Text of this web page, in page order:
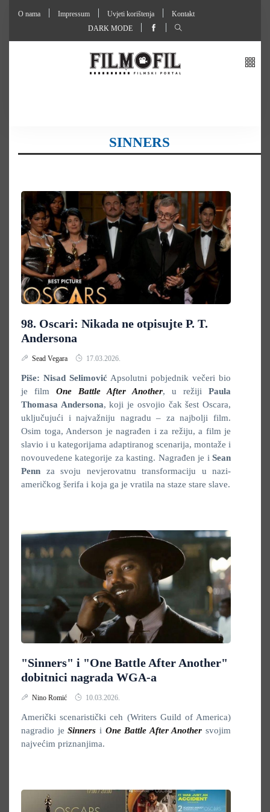
O nama Impressum Uvjeti korištenja
Kontakt
DARK MODE
SINNERS
98. Oscari: Nikada ne otpisujte P. T.
Andersona
Sead Vegara 17.03.2026.
Piše: Nisad Selimović Apsolutni pobjednik večeri bio
je film One Battle After Another, u režiji Paula
Thomasa Andersona, koji je osvojio čak šest Oscara,
uključujući i najvažniju nagradu – za najbolji film.
Osim toga, Anderson je nagrađen i za režiju, a film je
slavio i u kategorijama adaptiranog scenarija, montaže i
novouvedene kategorije za kasting. Nagrađen je i Sean
Penn za svoju nevjerovatnu transformaciju u nazi-
američkog šerifa i koja ga je vratila na staze stare slave.
"Sinners" i "One Battle After Another"
dobitnici nagrada WGA-a
Nino Romić 10.03.2026.
Američki scenaristički ceh (Writers Guild of America)
nagradio jeSinners i One Battle After Another svojim
najvećim priznanjima.